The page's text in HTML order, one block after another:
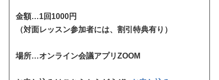
金額…1回1000円
（対面レッスン参加者には、割引特典有り）
場所…オンライン会議アプリZOOM